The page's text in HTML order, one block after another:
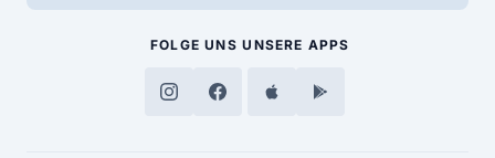
FOLGE UNS UNSERE APPS